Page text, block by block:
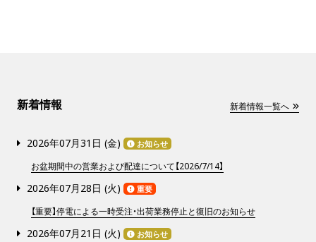
新着情報 新着情報一覧へ
2026年07月31日 (金) お知らせ
お盆期間中の営業および配達について【2026/7/14】
2026年07月28日 (火) 重要
【重要】停電による一時受注・出荷業務停止と復旧のお知らせ
2026年07月21日 (火) お知らせ